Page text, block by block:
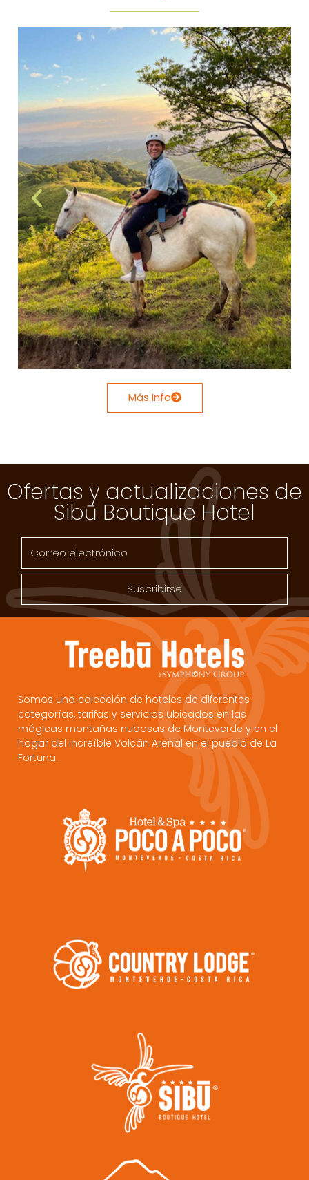
Más Info
Ofertas y actualizaciones de
Sibū Boutique Hotel
Suscribirse
Somos una colección de hoteles de diferentes
categorías, tarifas y servicios ubicados en las
mágicas montañas nubosas de Monteverde y en el
hogar del increíble Volcán Arenal en el pueblo de La
Fortuna.